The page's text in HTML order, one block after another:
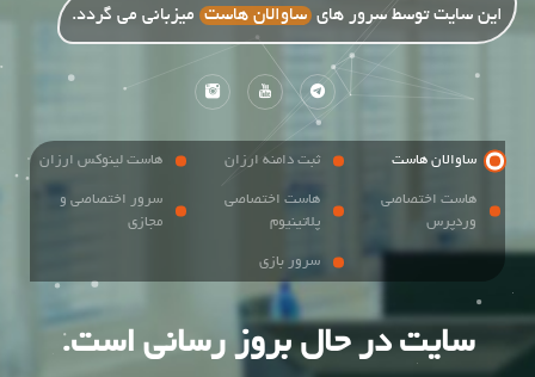
این سایت توسط سرور های ساوالان هاست میزبانی می گردد.
ساوالان هاست ثبت دامنه ارزان هاست لینوکس ارزان
هاست اختصاصی
وردپرس
هاست اختصاصی
پلاتینیوم
سرور اختصاصی و
مجازی
سرور بازی
سایت در حال بروز رسانی است.